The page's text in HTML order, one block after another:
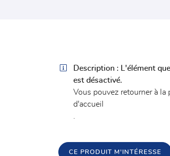
En cochant cette case, vous consentez à recevoir nos
l'adresse email indiqué ci-dessus. Vous pouvez vous
le formulaire de désinscription
 Description :
L'élément
est désactivé.
Vous pouvez retourner à la
d'accueil
CE PRODUIT M'INTÉRESSE